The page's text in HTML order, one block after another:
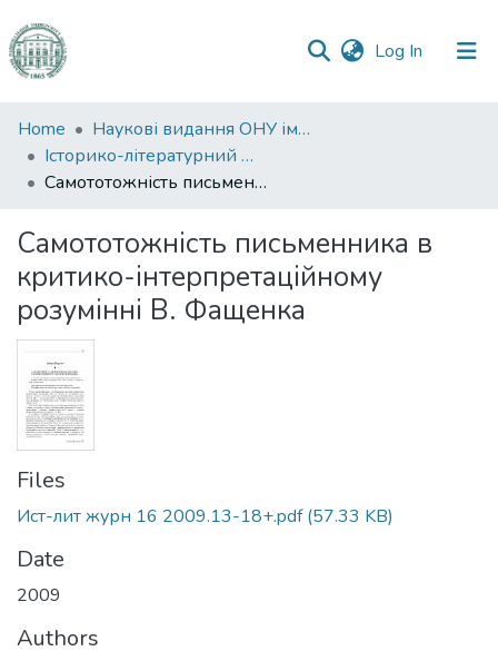
Log In (current)
Communities
&
Collections
Statistics
Home
Наукові видання ОНУ імені І. І. Мечникова
Історико-літературний журнал
Самототожність письменника в критико-інтерпретаційному розумінні В. Фащенка
Самототожність письменника в
критико-інтерпретаційному
розумінні В. Фащенка
Files
Ист-лит журн 16 2009.13-18+.pdf(57.33 KB)
Date
2009
Authors